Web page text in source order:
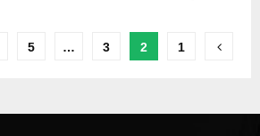
Posts
1
2
3
…
5